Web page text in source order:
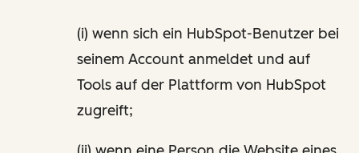
(i) wenn sich ein HubSpot-Benutzer bei
seinem Account anmeldet und auf
Tools auf der Plattform von HubSpot
zugreift;